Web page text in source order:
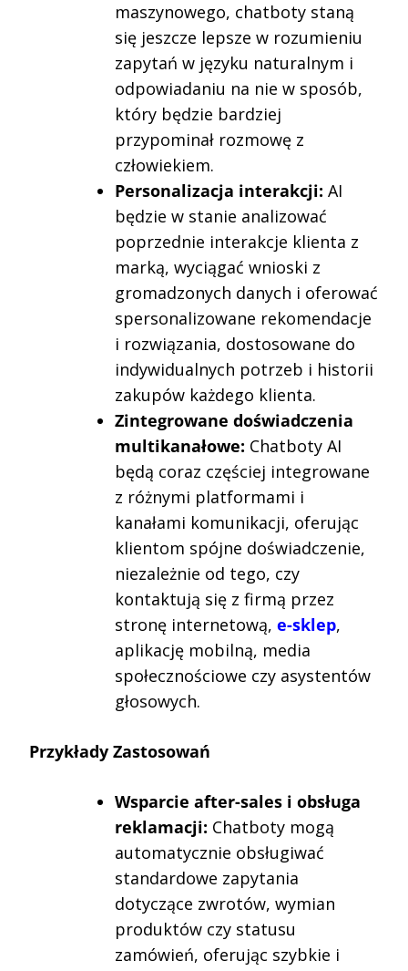
maszynowego, chatboty staną
się jeszcze lepsze w rozumieniu
zapytań w języku naturalnym i
odpowiadaniu na nie w sposób,
który będzie bardziej
przypominał rozmowę z
człowiekiem.
Personalizacja interakcji: AI
będzie w stanie analizować
poprzednie interakcje klienta z
marką, wyciągać wnioski z
gromadzonych danych i oferować
spersonalizowane rekomendacje
i rozwiązania, dostosowane do
indywidualnych potrzeb i historii
zakupów każdego klienta.
Zintegrowane doświadczenia
multikanałowe: Chatboty AI
będą coraz częściej integrowane
z różnymi platformami i
kanałami komunikacji, oferując
klientom spójne doświadczenie,
niezależnie od tego, czy
kontaktują się z firmą przez
stronę internetową, e-sklep,
aplikację mobilną, media
społecznościowe czy asystentów
głosowych.
Przykłady Zastosowań
Wsparcie after-sales i obsługa
reklamacji: Chatboty mogą
automatycznie obsługiwać
standardowe zapytania
dotyczące zwrotów, wymian
produktów czy statusu
zamówień, oferując szybkie i